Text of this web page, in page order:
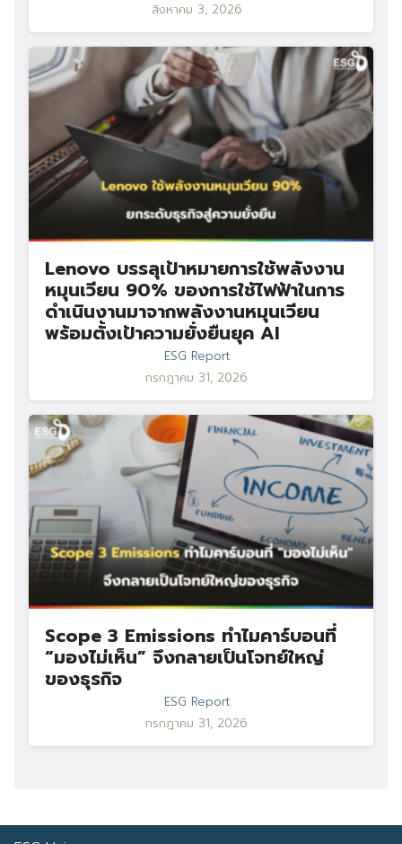
สิงหาคม 3, 2026
Lenovo บรรลุเป้าหมายการใช้พลังงาน
หมุนเวียน 90% ของการใช้ไฟฟ้าในการ
ดำเนินงานมาจากพลังงานหมุนเวียน
พร้อมตั้งเป้าความยั่งยืนยุค AI
ESG Report
กรกฎาคม 31, 2026
Scope 3 Emissions ทำไมคาร์บอนที่
“มองไม่เห็น” จึงกลายเป็นโจทย์ใหญ่
ของธุรกิจ
ESG Report
กรกฎาคม 31, 2026